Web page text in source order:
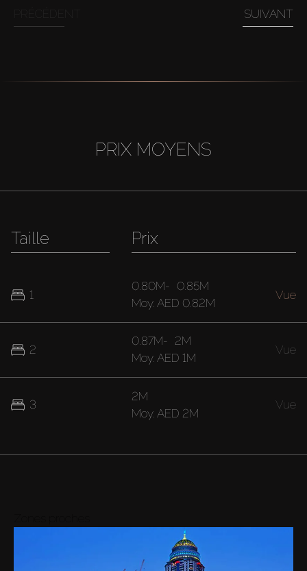
SUIVANT
PRIX MOYENS
Taille
1
2
3
Prix
0.80M- 0.85M
Moy. AED 0.82M
Vue
0.87M- 2M
Moy. AED 1M
Vue
2M
Moy. AED 2M
Vue